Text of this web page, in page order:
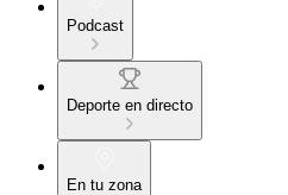
Podcast
Deporte en directo
En tu zona